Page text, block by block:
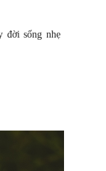
đời sống nhẹ